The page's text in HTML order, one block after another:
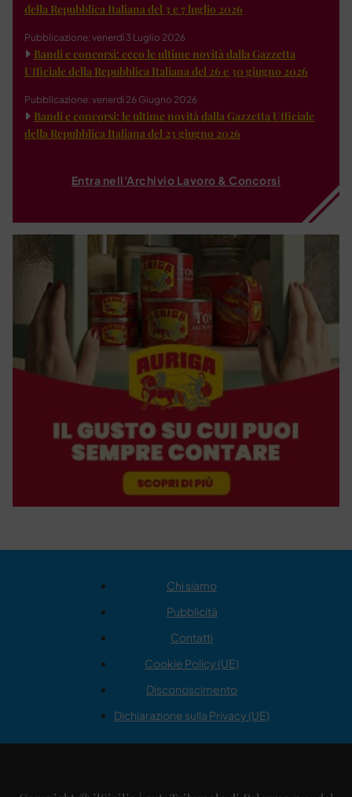
della Repubblica Italiana del 3 e 7 luglio 2026
Pubblicazione: venerdì 3 Luglio 2026
Bandi e concorsi: ecco le ultime novità dalla Gazzetta
Ufficiale della Repubblica Italiana del 26 e 30 giugno 2026
Pubblicazione: venerdì 26 Giugno 2026
Bandi e concorsi: le ultime novità dalla Gazzetta Ufficiale
della Repubblica Italiana del 23 giugno 2026
Entra nell'Archivio Lavoro & Concorsi
Chi siamo
Pubblicità
Contatti
Cookie Policy (UE)
Disconoscimento
Dichiarazione sulla Privacy (UE)